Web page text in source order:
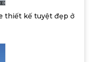
thiết kế tuyệt đẹp ở